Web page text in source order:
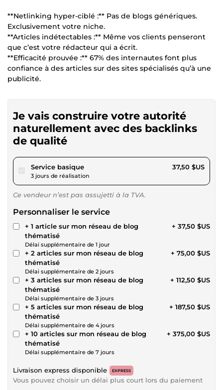
**Netlinking hyper-ciblé :** Pas de blogs génériques.
Exclusivement votre niche.
**Articles indétectables :** Même vos clients penseront
que c’est votre rédacteur qui a écrit.
**Efficacité prouvée :** 67% des internautes font plus
confiance à des articles sur des sites spécialisés qu’à une
publicité.
Je vais construire votre autorité
naturellement avec des backlinks
de qualité
Service basiquepour 34,56 $US
3 jours de réalisation
37,50 $US
Ce vendeur n’est pas assujetti à la TVA.
Personnaliser le service
+ 1 article sur mon réseau de blog
thématisé
Délai supplémentaire de 1 jour
+ 37,50 $US
+ 2 articles sur mon réseau de blog
thématisé
Délai supplémentaire de 2 jours
+ 75,00 $US
+ 3 articles sur mon réseau de blog
thématisé
Délai supplémentaire de 3 jours
+ 112,50 $US
+ 5 articles sur mon réseau de blog
thématisé
Délai supplémentaire de 4 jours
+ 187,50 $US
+ 10 articles sur mon réseau de blog
thématisé
Délai supplémentaire de 7 jours
+ 375,00 $US
Livraison express disponible EXPRESS
Vous pouvez choisir un délai plus court lors du paiement